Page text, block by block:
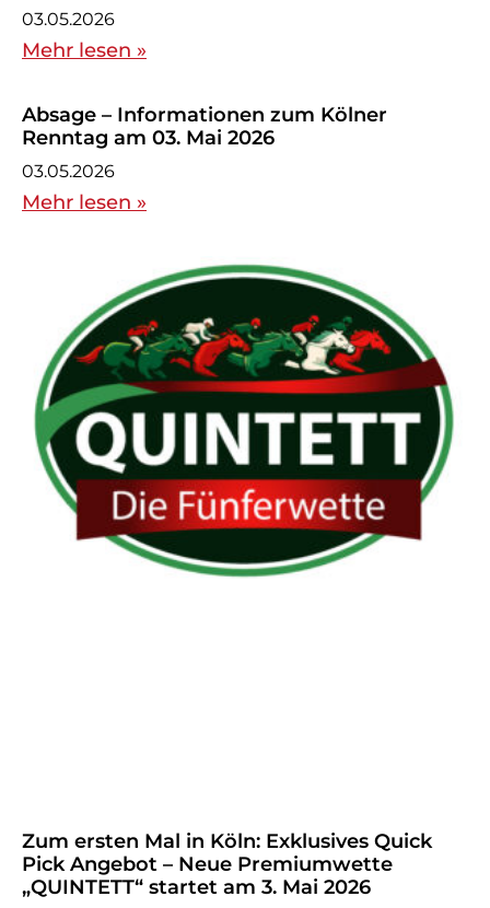
03.05.2026
Mehr lesen »
Absage – Informationen zum Kölner
Renntag am 03. Mai 2026
03.05.2026
Mehr lesen »
Zum ersten Mal in Köln: Exklusives Quick
Pick Angebot – Neue Premiumwette
„QUINTETT“ startet am 3. Mai 2026